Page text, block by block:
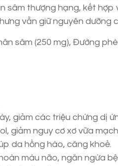
sâm thượng hạng, kết
vẫn giữ nguyên dưỡng
sâm (250 mg), Đường
giảm các triệu chứng dị
giảm nguy cơ xơ vữa
da hồng hào, căng khoẻ.
máu não, ngăn ngừa